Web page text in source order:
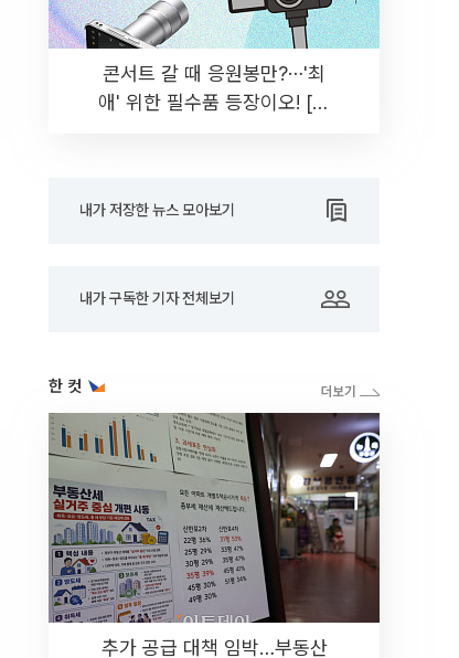
콘서트 갈 때 응원봉만?⋯'최
애' 위한 필수품 등장이오! [솔
내가 저장한 뉴스 모아보기
내가 구독한 기자 전체보기
한 컷
추가 공급 대책 임박…부동산